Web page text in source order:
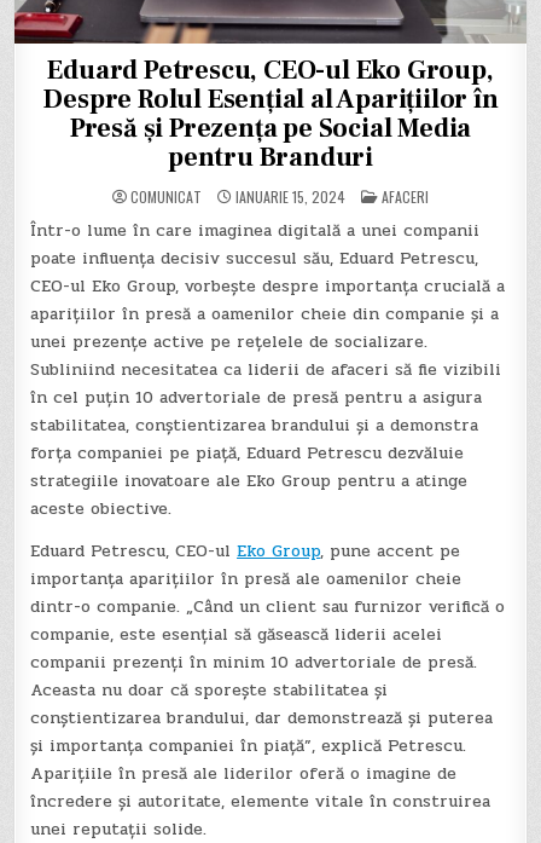
Eduard Petrescu, CEO-ul Eko Group,
Despre Rolul Esențial al Aparițiilor în
Presă și Prezența pe Social Media
pentru Branduri
COMUNICAT IANUARIE 15, 2024 POSTED
IN
AFACERI
Într-o lume în care imaginea digitală a unei companii
poate influența decisiv succesul său, Eduard Petrescu,
CEO-ul Eko Group, vorbește despre importanța crucială a
aparițiilor în presă a oamenilor cheie din companie și a
unei prezențe active pe rețelele de socializare.
Subliniind necesitatea ca liderii de afaceri să fie vizibili
în cel puțin 10 advertoriale de presă pentru a asigura
stabilitatea, conștientizarea brandului și a demonstra
forța companiei pe piață, Eduard Petrescu dezvăluie
strategiile inovatoare ale Eko Group pentru a atinge
aceste obiective.
Eduard Petrescu, CEO-ulEko Group, pune accent pe
importanța aparițiilor în presă ale oamenilor cheie
dintr-o companie. „Când un client sau furnizor verifică o
companie, este esențial să găsească liderii acelei
companii prezenți în minim 10 advertoriale de presă.
Aceasta nu doar că sporește stabilitatea și
conștientizarea brandului, dar demonstrează și puterea
și importanța companiei în piață”, explică Petrescu.
Aparițiile în presă ale liderilor oferă o imagine de
încredere și autoritate, elemente vitale în construirea
unei reputații solide.